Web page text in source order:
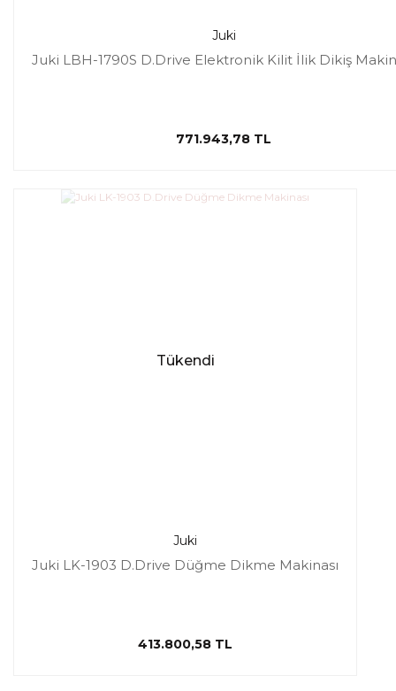
Juki
Juki LBH-1790S D.Drive Elektronik Kilit İlik Dikiş
771.943,78 TL
Tükendi
Juki
Juki LK-1903 D.Drive Düğme Dikme Makinası
413.800,58 TL